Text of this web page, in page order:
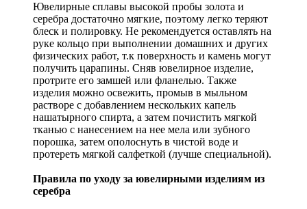
Ювелирные сплавы высокой пробы золота и
серебра достаточно мягкие, поэтому легко теряют
блеск и полировку. Не рекомендуется оставлять на
руке кольцо при выполнении домашних и других
физических работ, т.к поверхность и камень могут
получить царапины. Сняв ювелирное изделие,
протрите его замшей или фланелью. Также
изделия можно освежить, промыв в мыльном
растворе с добавлением нескольких капель
нашатырного спирта, а затем почистить мягкой
тканью с нанесением на нее мела или зубного
порошка, затем ополоснуть в чистой воде и
протереть мягкой салфеткой (лучше специальной).
Правила по уходу за ювелирными изделиям из
серебра